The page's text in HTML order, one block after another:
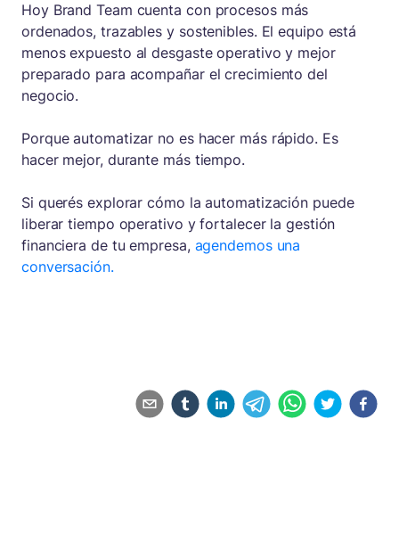
Hoy Brand Team cuenta con procesos más
ordenados, trazables y sostenibles. El equipo está
menos expuesto al desgaste operativo y mejor
preparado para acompañar el crecimiento del
negocio.
Porque automatizar no es hacer más rápido. Es
hacer mejor, durante más tiempo.
Si querés explorar cómo la automatización puede
liberar tiempo operativo y fortalecer la gestión
financiera de tu empresa, agendemos una
conversación.